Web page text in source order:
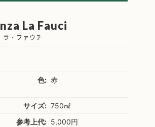
La Fauci
・ファウチ
色: 赤
サイズ: 750㎖
参考上代: 5,000円